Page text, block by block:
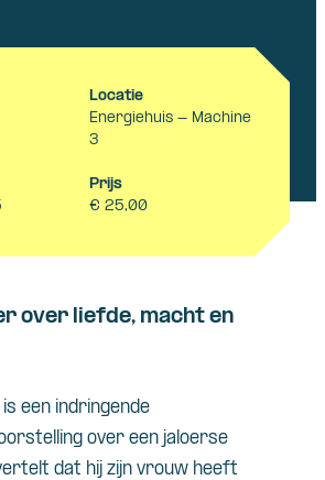
Locatie
Energiehuis - Machine
3
Prijs
€ 25,00
over liefde, macht en
is een indringende
over een jaloerse
dat hij zijn vrouw heeft